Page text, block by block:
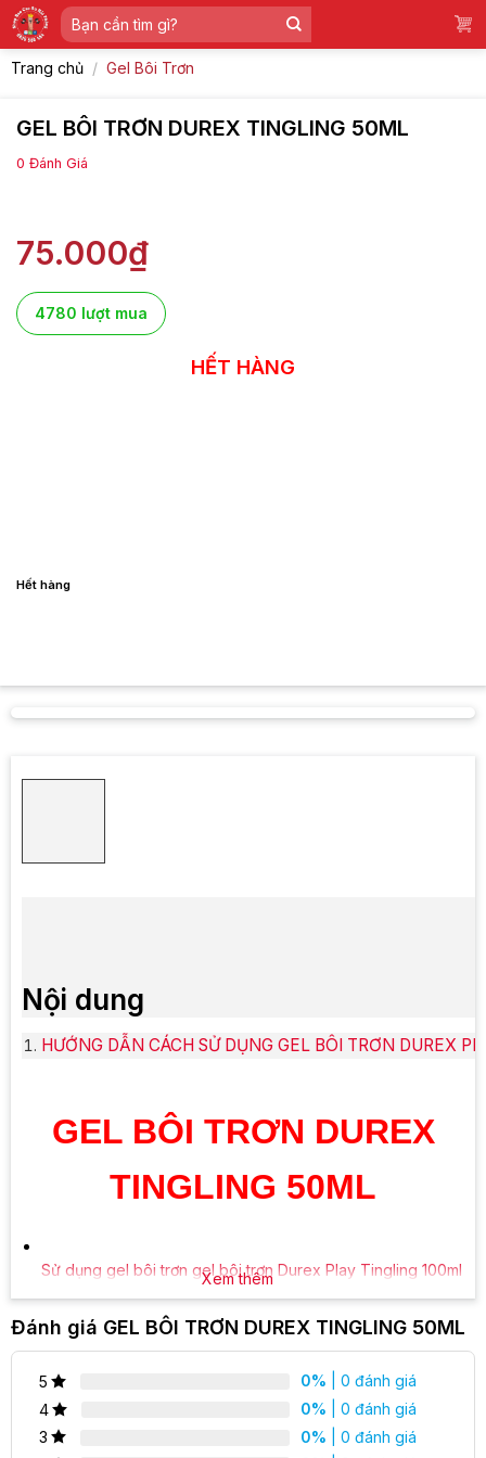
Skip
to
content
Tìm
kiếm:
Trang chủ / Gel Bôi Trơn
GEL BÔI TRƠN DUREX TINGLING 50ML
0 Đánh Giá
75.000₫
4780 lượt mua
HẾT HÀNG
Hết hàng
Nội dung
HƯỚNG DẪN CÁCH SỬ DỤNG GEL BÔI TRƠN DUREX
GEL BÔI TRƠN DUREX
TINGLING 50ML
Sử dụng gel bôi trơn gel bôi trơn Durex Play Tingling 100ml
đời sống tình dục của bạn, bạn hãy thử nghiệm các cảm
giác khác nhau để luôn luôn đổi mới trong mỗi lần quan hệ.
nào, cơ thể bạn có thể không phải lúc nào cũng tạo ra
nhiều độ ẩm (chất nhờn âm đạo) như bạn cần, vì vậy hãy
thêm một chút bôi trơn để khiến mọi thứ trở nên gợi cảm hơn
Xem thêm
Đánh giá GEL BÔI TRƠN DUREX TINGLING 50ML
5 0% | 0 đánh giá
4
0% | 0 đánh giá
3
0% | 0 đánh giá